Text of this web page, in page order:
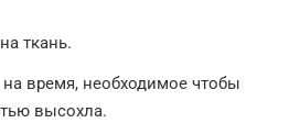
ткань.
время, необходимое чтобы
высохла.